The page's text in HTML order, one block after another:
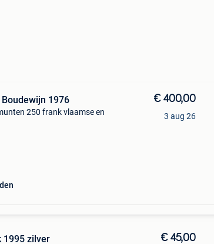
1976
250 frank vlaamse en
€ 400,00
3 aug 26
1995 zilver € 45,00